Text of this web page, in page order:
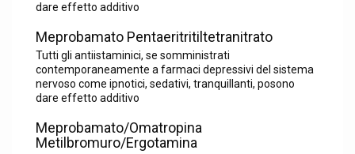
dare effetto additivo
Meprobamato Pentaeritritiltetranitrato
Tutti gli antiistaminici, se somministrati
contemporaneamente a farmaci depressivi del sistema
nervoso come ipnotici, sedativi, tranquillanti, posono
dare effetto additivo
Meprobamato/Omatropina
Metilbromuro/Ergotamina